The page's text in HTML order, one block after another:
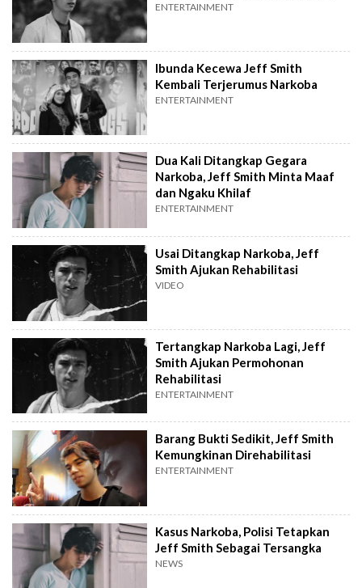
ENTERTAINMENT
Ibunda Kecewa Jeff Smith
Kembali Terjerumus Narkoba
ENTERTAINMENT
Dua Kali Ditangkap Gegara
Narkoba, Jeff Smith Minta Maaf
dan Ngaku Khilaf
ENTERTAINMENT
Usai Ditangkap Narkoba, Jeff
Smith Ajukan Rehabilitasi
VIDEO
Tertangkap Narkoba Lagi, Jeff
Smith Ajukan Permohonan
Rehabilitasi
ENTERTAINMENT
Barang Bukti Sedikit, Jeff Smith
Kemungkinan Direhabilitasi
ENTERTAINMENT
Kasus Narkoba, Polisi Tetapkan
Jeff Smith Sebagai Tersangka
NEWS